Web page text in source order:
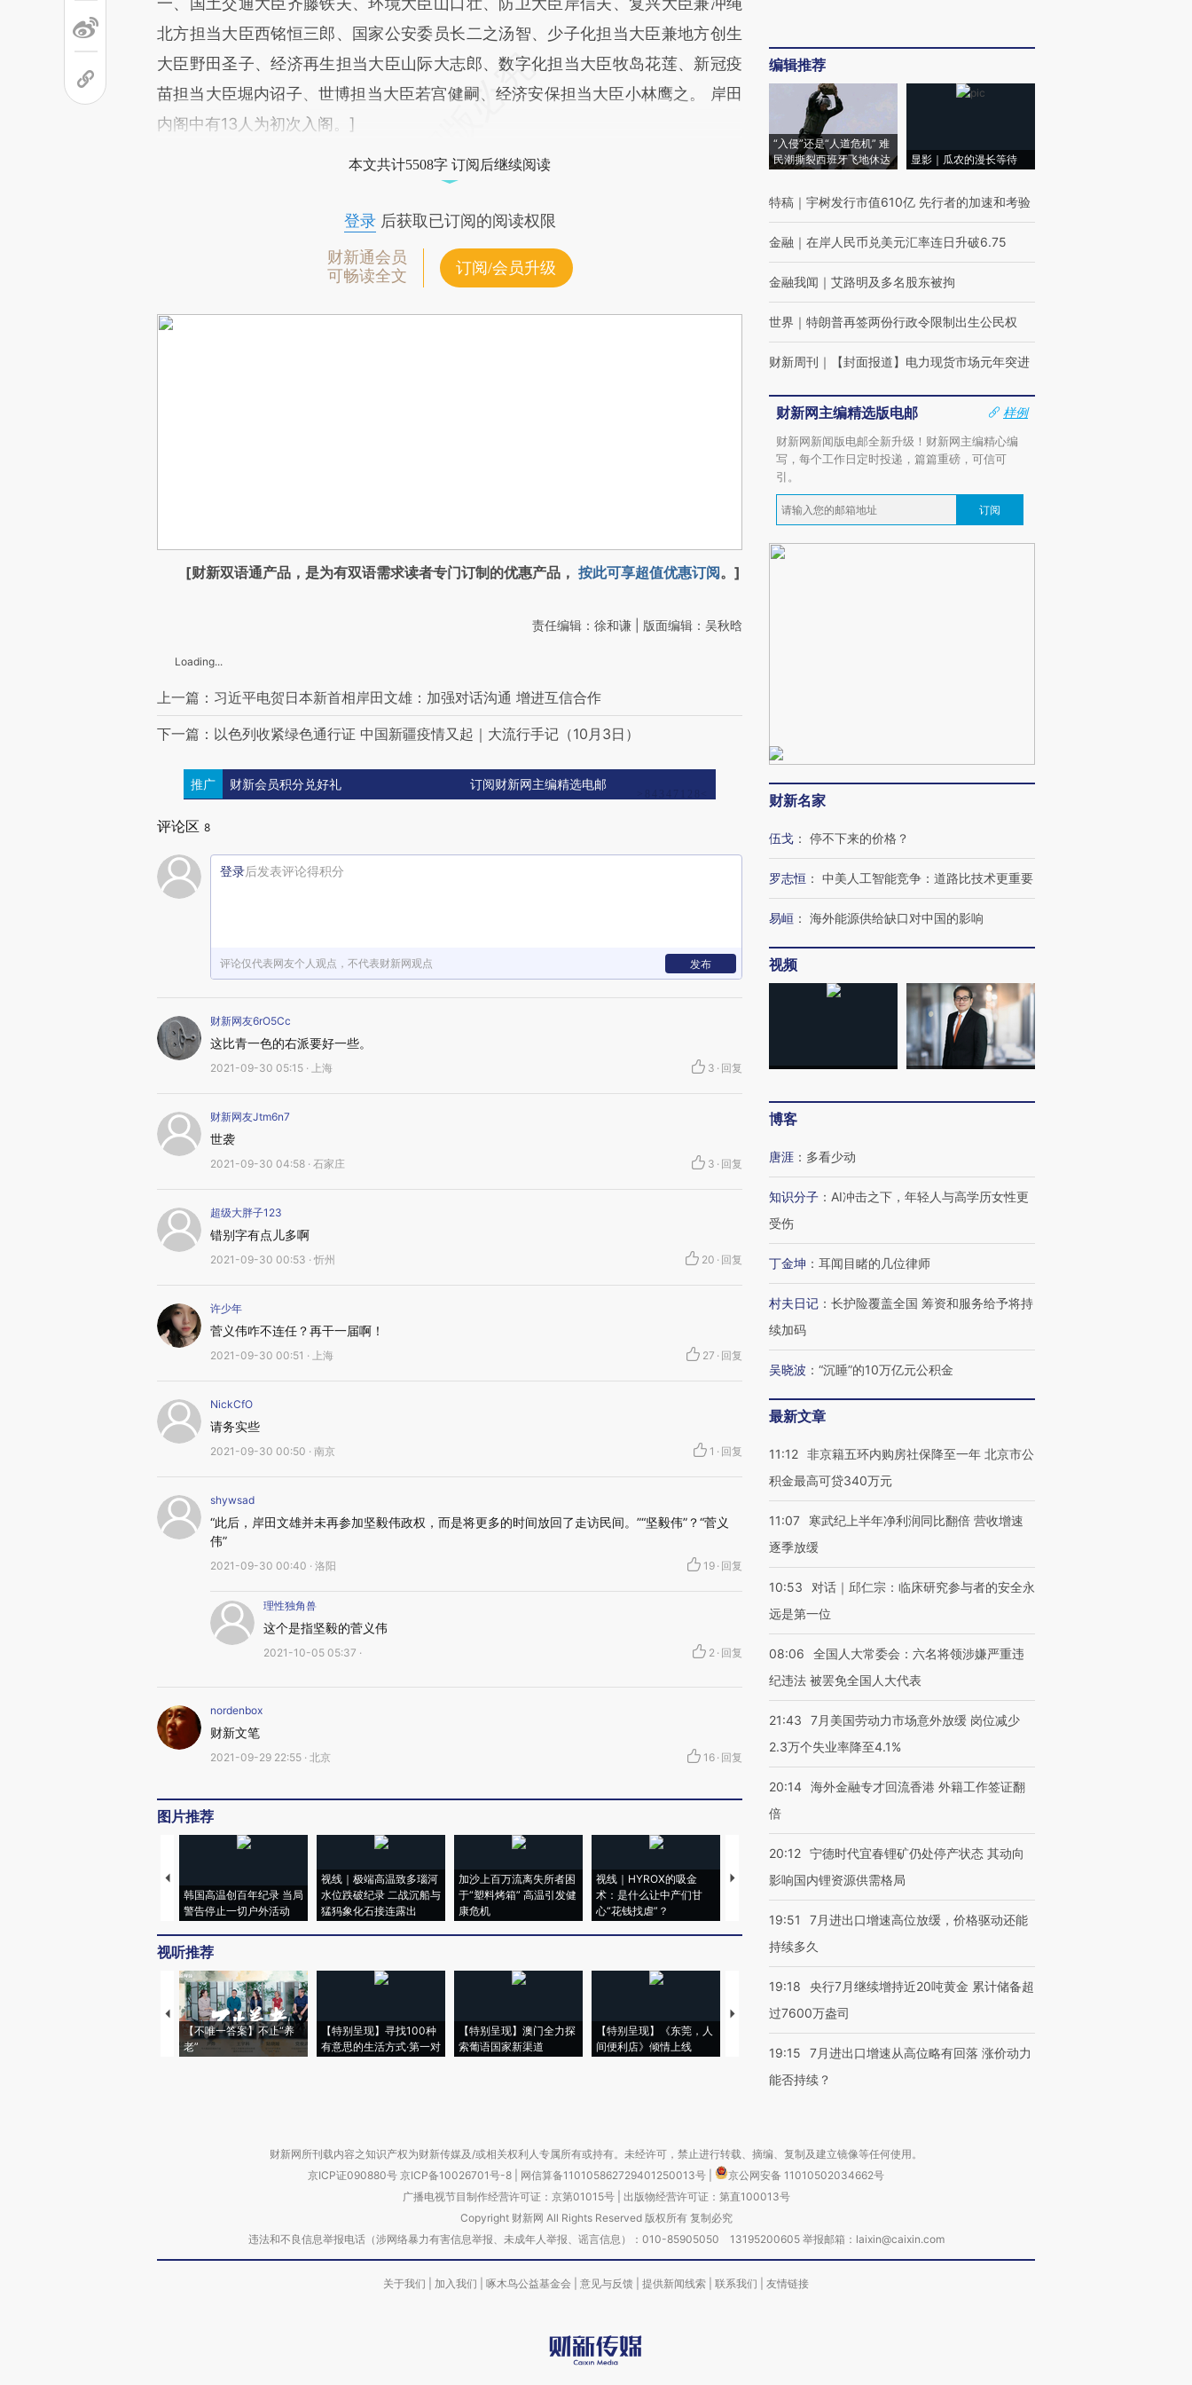
北方担当大臣西铭恒三郎、国家公安委员长二之汤智、少子化担当大臣兼地方创生
大臣野田圣子、经济再生担当大臣山际大志郎、数字化担当大臣牧岛花莲、新冠疫
苗担当大臣堀内诏子、世博担当大臣若宫健嗣、经济安保担当大臣小林鹰之。 岸田
内阁中有13人为初次入阁。]
本文共计5508字 订阅后继续阅读
登录后获取已订阅的阅读权限
财新通会员
可畅读全文
订阅/会员升级
[财新双语通产品，是为有双语需求读者专门订制的优惠产品， 按此可享超值优惠订阅。]
责任编辑：徐和谦 | 版面编辑：吴秋晗
Loading...
上一篇：习近平电贺日本新首相岸田文雄：加强对话沟通 增进互信合作
下一篇：以色列收紧绿色通行证 中国新疆疫情又起｜大流行手记（10月3日）
推广 财新会员积分兑好礼 订阅财新网主编精选电邮
评论区 8
登录后发表评论得积分
评论仅代表网友个人观点，不代表财新网观点 发布
财新网友6rO5Cc
这比青一色的右派要好一些。
2021-09-30 05:15 · 上海 3 · 回复
财新网友Jtm6n7
世袭
2021-09-30 04:58 · 石家庄 3 · 回复
超级大胖子123
错别字有点儿多啊
2021-09-30 00:53 · 忻州 20 · 回复
许少年
菅义伟咋不连任？再干一届啊！
2021-09-30 00:51 · 上海 27 · 回复
NickCfO
请务实些
2021-09-30 00:50 · 南京 1 · 回复
shywsad
“此后，岸田文雄并未再参加坚毅伟政权，而是将更多的时间放回了走访民间。”“坚毅伟”？“菅义
伟”
2021-09-30 00:40 · 洛阳 19 · 回复
理性独角兽
这个是指坚毅的菅义伟
2021-10-05 05:37 · 2 · 回复
nordenbox
财新文笔
2021-09-29 22:55 · 北京 16 · 回复
图片推荐
韩国高温创百年纪录 当局
警告停止一切户外活动
视线｜极端高温致多瑙河
水位跌破纪录 二战沉船与
猛犸象化石接连露出
加沙上百万流离失所者困
于“塑料烤箱” 高温引发健
康危机
视线｜HYROX的吸金
术：是什么让中产们甘
心“花钱找虐”？
马航飞行员跨国走私7万
视线｜被称为“蟑螂”的印
育部长拱下台
飞地休达
视听推荐
【不唯一答案】不止“养
老”
【特别呈现】寻找100种
有意思的生活方式·第一对
【特别呈现】澳门全力探
索葡语国家新渠道
【特别呈现】《东莞，人
间便利店》倾情上线
【推广】走进第四届链博
会，让数智科技“链”接产
【特别呈现】寻找100种
有意思的生活方式·第三对
CFO：不靠规模取胜，华
住三大增长引擎是什么？
编辑推荐
“入侵”还是“人道危机” 难
民潮撕裂西班牙飞地休达
显影｜瓜农的漫长等待
特稿 ｜ 宇树发行市值610亿 先行者的加速和考验
金融 ｜ 在岸人民币兑美元汇率连日升破6.75
金融我闻 ｜ 艾路明及多名股东被拘
世界 ｜ 特朗普再签两份行政令限制出生公民权
财新周刊 ｜ 【封面报道】电力现货市场元年突进
财新网主编精选版电邮
样例
财新网新闻版电邮全新升级！财新网主编精心编
写，每个工作日定时投递，篇篇重磅，可信可
引。
订阅
财新名家
伍戈 ： 停不下来的价格？
罗志恒 ： 中美人工智能竞争：道路比技术更重要
易峘 ： 海外能源供给缺口对中国的影响
视频
博客
唐涯 ： 多看少动
知识分子 ： AI冲击之下，年轻人与高学历女性更
受伤
丁金坤 ： 耳闻目睹的几位律师
村夫日记 ： 长护险覆盖全国 筹资和服务给予将持
续加码
吴晓波 ： “沉睡”的10万亿元公积金
最新文章
11:12 非京籍五环内购房社保降至一年 北京市公
积金最高可贷340万元
11:07
寒武纪上半年净利润同比翻倍 营收增速
逐季放缓
10:53
对话｜邱仁宗：临床研究参与者的安全永
远是第一位
08:06
全国人大常委会：六名将领涉嫌严重违
纪违法 被罢免全国人大代表
21:43
7月美国劳动力市场意外放缓 岗位减少
2.3万个失业率降至4.1%
20:14 海外金融专才回流香港 外籍工作签证翻
倍
20:12 宁德时代宜春锂矿仍处停产状态 其动向
影响国内锂资源供需格局
19:51
7月进出口增速高位放缓，价格驱动还能
持续多久
19:18
央行7月继续增持近20吨黄金 累计储备超
过7600万盎司
19:15
7月进出口增速从高位略有回落 涨价动力
能否持续？
财新网所刊载内容之知识产权为财新传媒及/或相关权利人专属所有或持有。未经许可，禁止进行转载、摘编、复制及建立镜像等任何使用。
京ICP证090880号 京ICP备10026701号-8 网信算备110105862729401250013号
京公网安备 11010502034662号
广播电视节目制作经营许可证：京第01015号| 出版物经营许可证：第直100013号
Copyright 财新网 All Rights Reserved 版权所有 复制必究
违法和不良信息举报电话（涉网络暴力有害信息举报、未成年人举报、谣言信息）：010-85905050 13195200605 举报邮箱：laixin@caixin.com
关于我们 加入我们 啄木鸟公益基金会 意见与反馈 提供新闻线索 联系我们 友情链接